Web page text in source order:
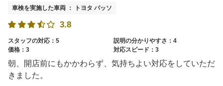
車検を実施した車両 ： トヨタ パッソ
3.8
スタッフの対応：5
説明の分かりやすさ：4
価格：3
対応スピード：3
朝、開店前にもかかわらず、気持ちよい対応をしていただ
きました。